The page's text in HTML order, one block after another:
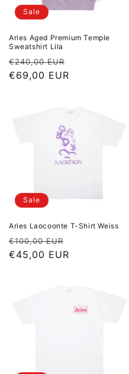
Sale
Aries Aged Premium Temple
Sweatshirt Lila
Normaler Preis
€240,00 EUR
€69,00 EUR
Sale
Aries Laocoonte T-Shirt Weiss
Normaler Preis
€100,00 EUR
€45,00 EUR